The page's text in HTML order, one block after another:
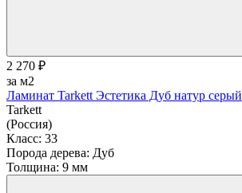
2 270 ₽
за м2
Ламинат Tarkett Эстетика Дуб натур серый
Tarkett
(Россия)
Класс: 33
Порода дерева: Дуб
Толщина: 9 мм